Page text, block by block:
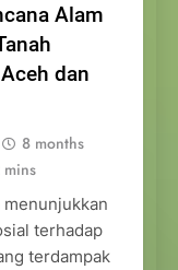
Alam
dan
8 months
mins
menunjukkan
terhadap
terdampak